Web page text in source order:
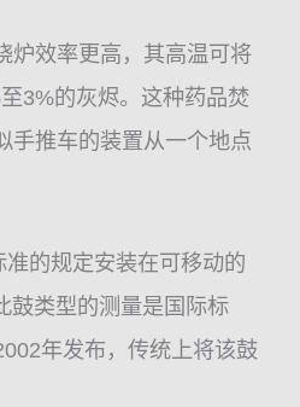
炉效率更高，其高温可将
3%的灰烬。这种药品焚
手推车的装置从一个地点
的规定安装在可移动的
鼓类型的测量是国际标
年发布，传统上将该鼓